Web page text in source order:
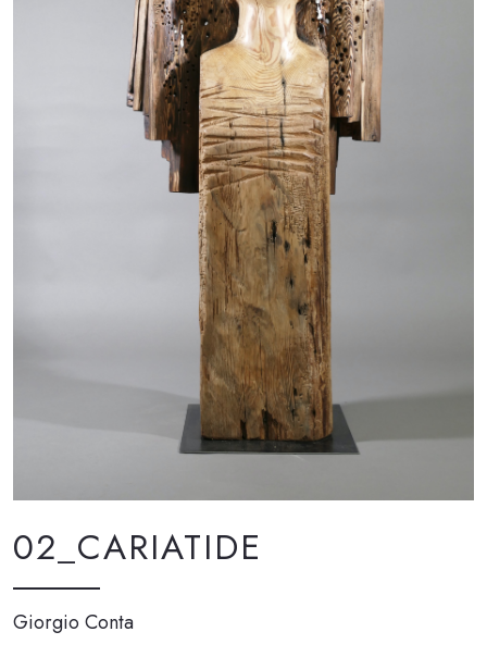
02_CARIATIDE
Giorgio Conta